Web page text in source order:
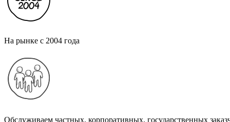
На рынке с 2004 года
Обслуживаем частных, корпоративных, государственных